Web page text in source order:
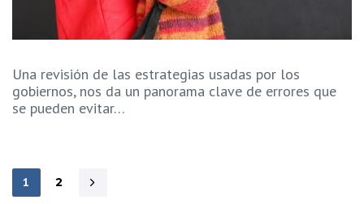
Una revisión de las estrategias usadas por los
gobiernos, nos da un panorama clave de errores que
se pueden evitar…
1 2